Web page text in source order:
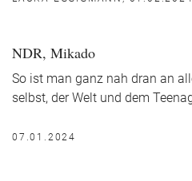
NDR, Mikado
So ist man ganz nah dran an
selbst, der Welt und dem
07.01.2024